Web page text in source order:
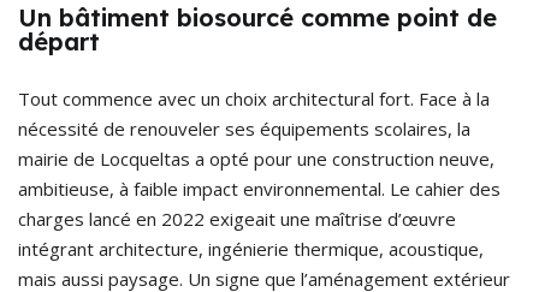
Un bâtiment biosourcé comme point de
départ
Tout commence avec un choix architectural fort. Face à la
nécessité de renouveler ses équipements scolaires, la
mairie de Locqueltas a opté pour une construction neuve,
ambitieuse, à faible impact environnemental. Le cahier des
charges lancé en 2022 exigeait une maîtrise d’œuvre
intégrant architecture, ingénierie thermique, acoustique,
mais aussi paysage. Un signe que l’aménagement extérieur